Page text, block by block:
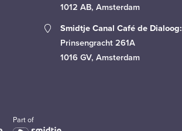
1012 AB, Amsterdam
Smidtje Canal Café de Dialoog:
Prinsengracht 261A
1016 GV, Amsterdam
Part of